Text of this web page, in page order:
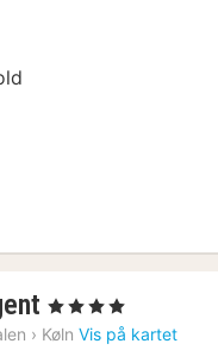
2
netter
, 4 Stjerner
› Køln Vis på kartet